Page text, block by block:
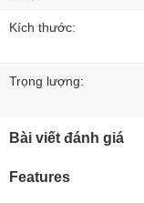
Kích thước:
Trọng lượng:
Bài viết đánh giá
Features